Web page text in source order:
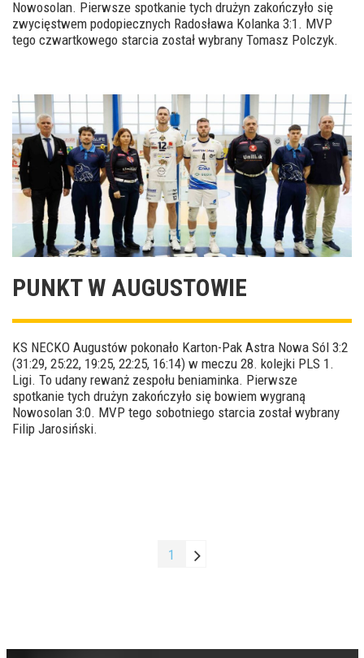
Nowosolan. Pierwsze spotkanie tych drużyn zakończyło się
zwycięstwem podopiecznych Radosława Kolanka 3:1. MVP
tego czwartkowego starcia został wybrany Tomasz Polczyk.
PUNKT W AUGUSTOWIE
KS NECKO Augustów pokonało Karton-Pak Astra Nowa Sól 3:2
(31:29, 25:22, 19:25, 22:25, 16:14) w meczu 28. kolejki PLS 1.
Ligi. To udany rewanż zespołu beniaminka. Pierwsze
spotkanie tych drużyn zakończyło się bowiem wygraną
Nowosolan 3:0. MVP tego sobotniego starcia został wybrany
Filip Jarosiński.
1